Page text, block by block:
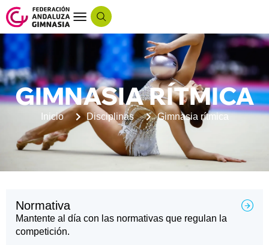
GIMNASIA RÍTMICA
Inicio Disciplinas Gimnasia rítmica
Normativa
Mantente al día con las normativas que regulan la
competición.